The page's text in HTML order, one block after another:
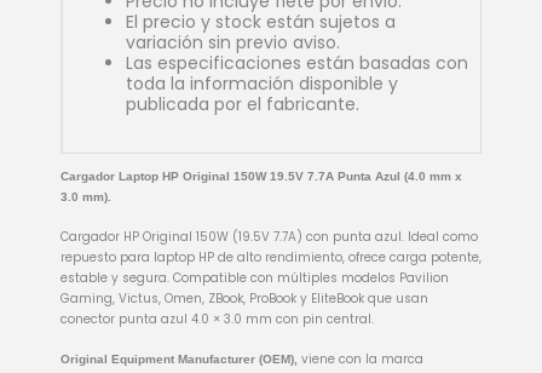
El precio y stock están sujetos a
variación sin previo aviso.
Las especificaciones están basadas con
toda la información disponible y
publicada por el fabricante.
Cargador Laptop HP Original 150W 19.5V 7.7A Punta Azul (4.0 mm x
3.0 mm).
Cargador HP Original 150W (19.5V 7.7A) con punta azul. Ideal como
repuesto para laptop HP de alto rendimiento, ofrece carga potente,
estable y segura. Compatible con múltiples modelos Pavilion
Gaming, Victus, Omen, ZBook, ProBook y EliteBook que usan
conector punta azul 4.0 × 3.0 mm con pin central.
Original Equipment Manufacturer (OEM), viene con la marca